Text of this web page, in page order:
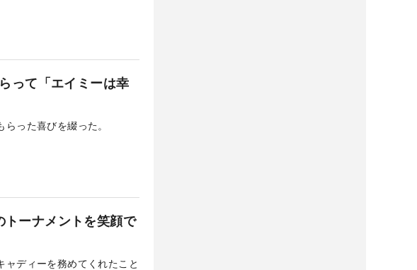
って「エイミーは幸
った喜びを綴った。
ーナメントを笑顔で
ャディーを務めてくれたこと